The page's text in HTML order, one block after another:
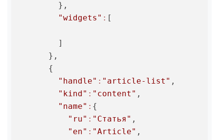
        },
"widgets" : [
        ]
      },
      {
"handle" : "article-list" ,
"kind" : "content" ,
"name" : {
"ru" : "Статья" ,
"en" : "Article" ,